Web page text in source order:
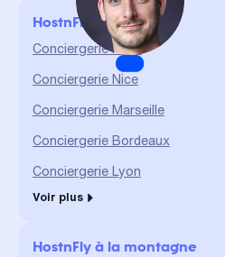
confiance
des valeurs
chères et
d'assurer
HostnFly en ville
Conciergerie Paris
Conciergerie Nice
Conciergerie Marseille
Conciergerie Bordeaux
Conciergerie Lyon
Voir plus
HostnFly à la montagne